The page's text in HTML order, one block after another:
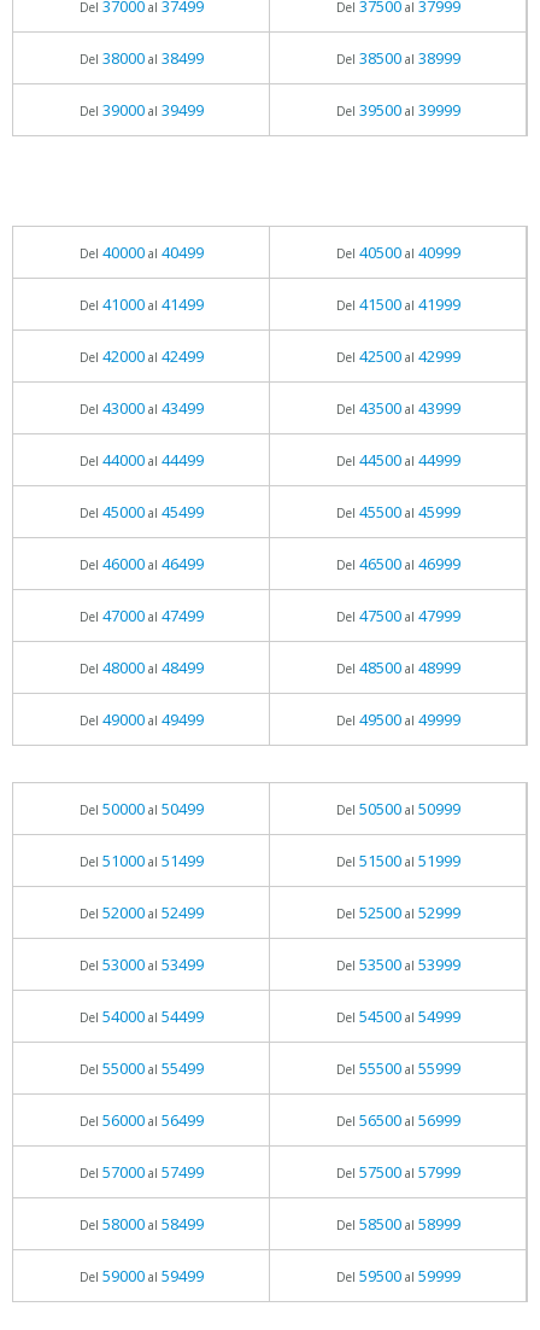
Del 37000al 37499 Del 37500al 37999
Del 38000al 38499 Del 38500al 38999
Del 39000al 39499 Del 39500al 39999
Del 40000al 40499 Del 40500al 40999
Del 41000al 41499 Del 41500al 41999
Del 42000al 42499 Del 42500al 42999
Del 43000al 43499 Del 43500al 43999
Del 44000al 44499 Del 44500al 44999
Del 45000al 45499 Del 45500al 45999
Del 46000al 46499 Del 46500al 46999
Del 47000al 47499 Del 47500al 47999
Del 48000al 48499 Del 48500al 48999
Del 49000al 49499 Del 49500al 49999
Del 50000al 50499 Del 50500al 50999
Del 51000al 51499 Del 51500al 51999
Del 52000al 52499 Del 52500al 52999
Del 53000al 53499 Del 53500al 53999
Del 54000al 54499 Del 54500al 54999
Del 55000al 55499 Del 55500al 55999
Del 56000al 56499 Del 56500al 56999
Del 57000al 57499 Del 57500al 57999
Del 58000al 58499 Del 58500al 58999
Del 59000al 59499 Del 59500al 59999